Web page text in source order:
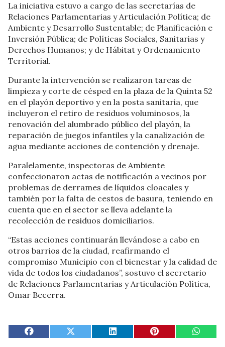
La iniciativa estuvo a cargo de las secretarías de
Relaciones Parlamentarias y Articulación Política; de
Ambiente y Desarrollo Sustentable; de Planificación e
Inversión Pública; de Políticas Sociales, Sanitarias y
Derechos Humanos; y de Hábitat y Ordenamiento
Territorial.
Durante la intervención se realizaron tareas de
limpieza y corte de césped en la plaza de la Quinta 52
en el playón deportivo y en la posta sanitaria, que
incluyeron el retiro de residuos voluminosos, la
renovación del alumbrado público del playón, la
reparación de juegos infantiles y la canalización de
agua mediante acciones de contención y drenaje.
Paralelamente, inspectoras de Ambiente
confeccionaron actas de notificación a vecinos por
problemas de derrames de líquidos cloacales y
también por la falta de cestos de basura, teniendo en
cuenta que en el sector se lleva adelante la
recolección de residuos domiciliarios.
“Estas acciones continuarán llevándose a cabo en
otros barrios de la ciudad, reafirmando el
compromiso Municipio con el bienestar y la calidad de
vida de todos los ciudadanos”, sostuvo el secretario
de Relaciones Parlamentarias y Articulación Política,
Omar Becerra.